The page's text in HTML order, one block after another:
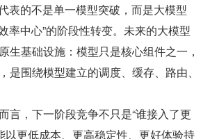
表的不是单一模型突破，而是大模型
率中心”的阶段性转变。未来的大模型
生基础设施：模型只是核心组件之一，
是围绕模型建立的调度、缓存、路由、
言，下一阶段竞争不只是“谁接入了更
以更低成本、更高稳定性、更好体验持